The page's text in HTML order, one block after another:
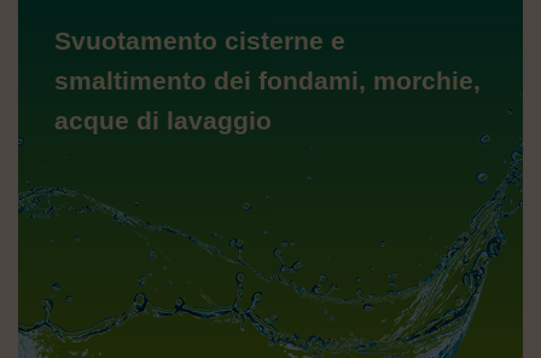
Svuotamento cisterne e
smaltimento dei fondami, morchie,
acque di lavaggio